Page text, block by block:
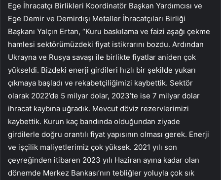
Ege İhracatçı Birlikleri Koordinatör Başkan Yardımcısı ve
Ege Demir ve Demirdışı Metaller İhracatçıları Birliği
Başkanı Yalçın Ertan, “Kuru baskılama ve faizi aşağı çekme
hamlesi sektörümüzdeki fiyat istikrarını bozdu. Ardından
Ukrayna ve Rusya savaşı ile birlikte fiyatlar aniden çok
yükseldi. Bizdeki enerji girdileri hızlı bir şekilde yukarı
çıkmaya başladı ve rekabetçiliğimizi kaybettik. Sektör
olarak 2022’de 5 milyar dolar, 2023’te ise 7 milyar dolar
ihracat kaybına uğradık. Mevcut döviz rezervlerimizi
kaybettik. Kurun kaç bandında olduğundan ziyade
girdilerle doğru orantılı fiyat yapısının olması gerek. Enerji
ve işçilik maliyetlerimiz çok yüksek. 2021 yılı son
çeyreğinden itibaren 2023 yılı Haziran ayına kadar olan
dönemde Merkez Bankası’nın tebliğler yoluyla çok sık